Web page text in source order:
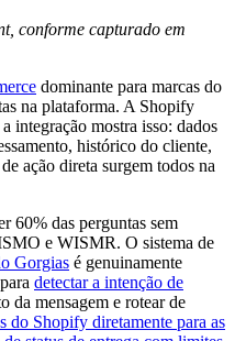
conforme capturado em
dominante para marcas do
na plataforma. A Shopify
integração mostra isso: dados
histórico do cliente,
ação direta surgem todos na
60% das perguntas sem
e WISMR. O sistema de
Gorgias é genuinamente
detectar a intenção de
da mensagem e rotear de
do Shopify diretamente para as